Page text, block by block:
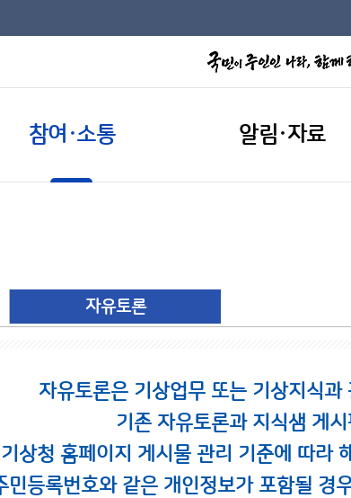
참여·소통 알림·자료
자유토론
자유토론은 기상업무 또는 기상지식
기존 자유토론과 지식샘 게
기상청 홈페이지 게시물 관리 기준에 따라
민등록번호와 같은 개인정보가 포함될 경